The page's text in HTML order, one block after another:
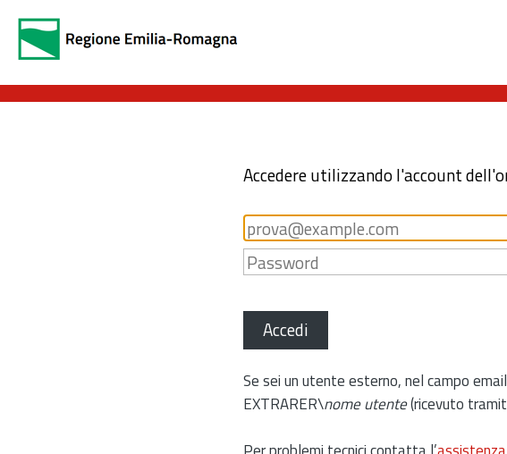
Accedere utilizzando l'account
Accedi
Se sei un utente esterno, nel campo
EXTRARER\nome utente(ricevuto